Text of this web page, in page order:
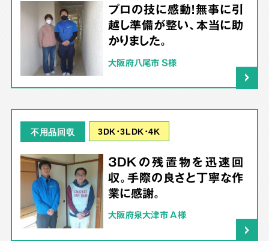
プロの技に感動！無事に引
越し準備が整い、本当に助
かりました。
大阪府八尾市 S様
不用品回収 3DK･3LDK･4K
3DKの残置物を迅速回
収。手際の良さと丁寧な作
業に感謝。
大阪府泉大津市 A様